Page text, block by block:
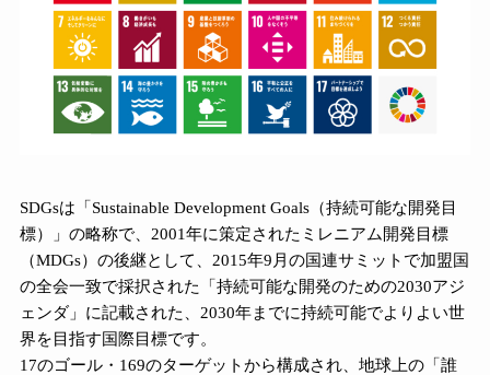
SDGsは「Sustainable Development Goals（持続可能な開発目
標）」の略称で、2001年に策定されたミレニアム開発目標
（MDGs）の後継として、2015年9月の国連サミットで加盟国
の全会一致で採択された「持続可能な開発のための2030アジ
ェンダ」に記載された、2030年までに持続可能でよりよい世
界を目指す国際目標です。
17のゴール・169のターゲットから構成され、地球上の「誰